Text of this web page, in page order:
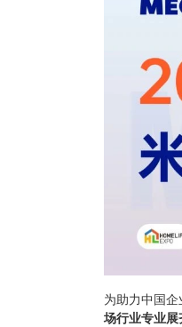
为助力中国
场行业专业展